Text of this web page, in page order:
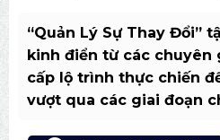
“Quản Lý Sự Thay Đổi”
kinh điển từ các chuyên
cấp lộ trình thực chiến
vượt qua các giai đoạn